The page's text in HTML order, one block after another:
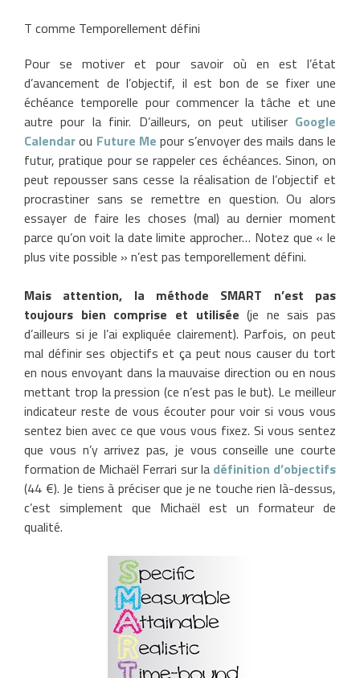
T comme Temporellement défini
Pour se motiver et pour savoir où en est l’état
d’avancement de l’objectif, il est bon de se fixer une
échéance temporelle pour commencer la tâche et une
autre pour la finir. D’ailleurs, on peut utiliser Google
Calendarou Future Me pour s’envoyer des mails dans le
futur, pratique pour se rappeler ces échéances. Sinon, on
peut repousser sans cesse la réalisation de l’objectif et
procrastiner sans se remettre en question. Ou alors
essayer de faire les choses (mal) au dernier moment
parce qu’on voit la date limite approcher… Notez que « le
plus vite possible » n’est pas temporellement défini.
Mais attention, la méthode SMART n’est pas
toujours bien comprise et utilisée (je ne sais pas
d’ailleurs si je l’ai expliquée clairement). Parfois, on peut
mal définir ses objectifs et ça peut nous causer du tort
en nous envoyant dans la mauvaise direction ou en nous
mettant trop la pression (ce n’est pas le but). Le meilleur
indicateur reste de vous écouter pour voir si vous vous
sentez bien avec ce que vous vous fixez. Si vous sentez
que vous n’y arrivez pas, je vous conseille une courte
formation de Michaël Ferrari sur la définition d’objectifs
(44 €). Je tiens à préciser que je ne touche rien là-dessus,
c’est simplement que Michaël est un formateur de
qualité.